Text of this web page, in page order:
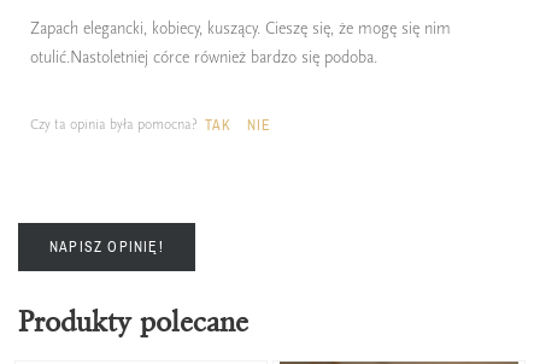
Zapach elegancki, kobiecy, kuszący. Cieszę się, że mogę się nim
otulić.Nastoletniej córce również bardzo się podoba.
Czy ta opinia była pomocna? TAK NIE
NAPISZ OPINIĘ!
Produkty polecane